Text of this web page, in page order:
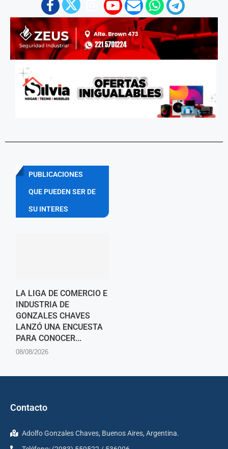
PUBLICACIONES
QUE PUEDEN SER DE
SU INTERES
LA LIGA DE COMERCIO E
INDUSTRIA DE
GONZALES CHAVES
LANZÓ UNA ENCUESTA
PARA CONOCER...
08/08/2026
Contacto
Adolfo Gonzales Chaves, Buenos Aires, Argentina.